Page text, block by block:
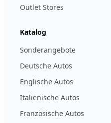
Outlet Stores
Katalog
Sonderangebote
Deutsche Autos
Englische Autos
Italienische Autos
Französische Autos